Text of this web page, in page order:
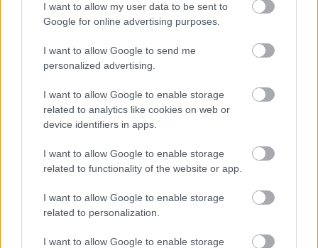
I want to allow my user data to be sent to
Google for online advertising purposes.
I want to allow Google to send me
personalized advertising.
I want to allow Google to enable storage
related to analytics like cookies on web or
device identifiers in apps.
I want to allow Google to enable storage
related to functionality of the website or app.
I want to allow Google to enable storage
related to personalization.
I want to allow Google to enable storage
Tánccal, zeneszóval és vásárral telik meg Jászberény, indul a
Meghosszabbított hőségriasztás és vízkorlátozások, a
Átszervezi működését az osztrák óriáscég, Szolnok is érintett
Tragédiába torkollott a segítségnyújtás elmulasztása, három
Hatalmas lángok csaptak fel Szolnokon
Vízitraffipax a Tisza-tavon: mostantól senki sem úszhatja meg
a száguldozást
Szolnokra is megérkezik a nyár eddigi legkeményebb napja